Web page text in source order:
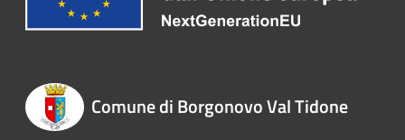
Comune di Borgonovo Val Tidone